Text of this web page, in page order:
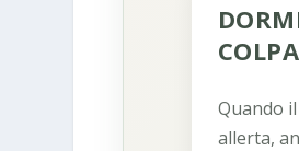
Quando
allerta,